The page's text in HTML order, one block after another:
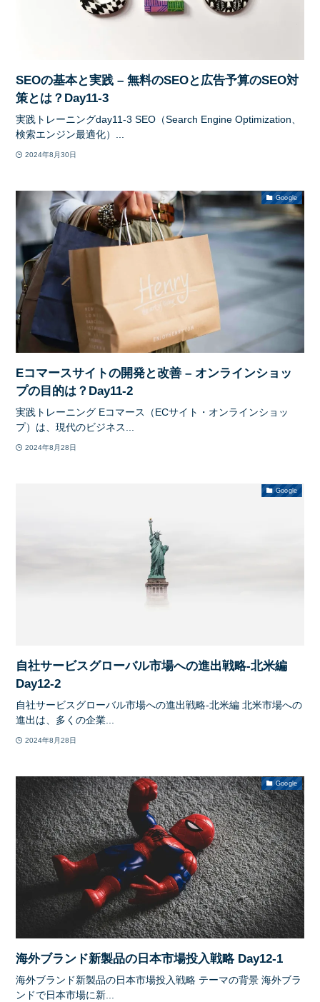
SEOの基本と実践 – 無料のSEOと広告予算のSEO対
策とは？Day11-3
実践トレーニングday11-3 SEO（Search Engine Optimization、
検索エンジン最適化）...
2024年8月30日
Google
Eコマースサイトの開発と改善 – オンラインショッ
プの目的は？Day11-2
実践トレーニング Eコマース（ECサイト・オンラインショッ
プ）は、現代のビジネス...
2024年8月28日
Google
自社サービスグローバル市場への進出戦略-北米編
Day12-2
自社サービスグローバル市場への進出戦略-北米編 北米市場への
進出は、多くの企業...
2024年8月28日
Google
海外ブランド新製品の日本市場投入戦略 Day12-1
海外ブランド新製品の日本市場投入戦略 テーマの背景 海外ブラ
ンドで日本市場に新...